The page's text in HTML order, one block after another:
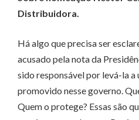
Distribuidora.
Há algo que precisa ser
acusado pela nota da
sido responsável por levá-la
promovido nesse governo.
Quem o protege? Essas são